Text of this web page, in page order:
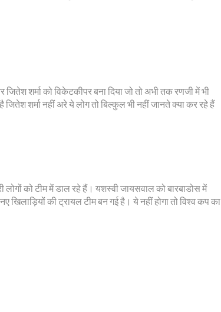
शर्मा को विकेटकीपर बना दिया जो तो अभी तक रणजी में भी
शर्मा नहीं अरे ये लोग तो बिल्कुल भी नहीं जानते क्या कर रहे हैं
लोगों को टीम में डाल रहे हैं। यशस्वी जायसवाल को बारबाडोस में
की ट्रायल टीम बन गई है। ये नहीं होगा तो विश्व कप का